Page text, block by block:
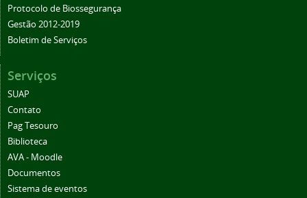
Protocolo de Biossegurança
Gestão 2012-2019
Boletim de Serviços
Serviços
SUAP
Contato
Pag Tesouro
Biblioteca
AVA - Moodle
Documentos
Sistema de eventos